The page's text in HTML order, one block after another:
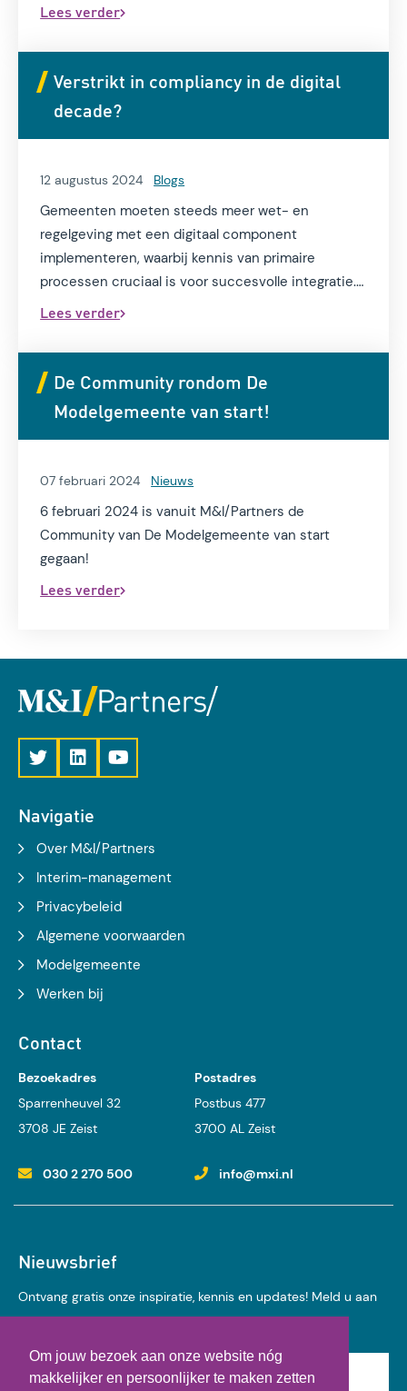
Om jouw bezoek aan onze website nóg
makkelijker en persoonlijker te maken zetten
Lees verder
Verstrikt in compliancy in de digital
decade?
12 augustus 2024 Blogs
Gemeenten moeten steeds meer wet- en
regelgeving met een digitaal component
implementeren, waarbij kennis van primaire
processen cruciaal is voor succesvolle integratie.
Is jouw gemeente al klaar voor de digital decade?
Lees verder
De Community rondom De
Modelgemeente van start!
07 februari 2024 Nieuws
6 februari 2024 is vanuit M&I/Partners de
Community van De Modelgemeente van start
gegaan!
Lees verder
Navigatie
Over M&I/Partners
Interim-management
Privacybeleid
Algemene voorwaarden
Modelgemeente
Werken bij
Contact
Bezoekadres
Sparrenheuvel 32
3708 JE Zeist
Postadres
Postbus 477
3700 AL Zeist
030 2 270 500 info@mxi.nl
Nieuwsbrief
Ontvang gratis onze inspiratie, kennis en updates! Meld u aan
voor onze nieuwsbrief:
Achternaam